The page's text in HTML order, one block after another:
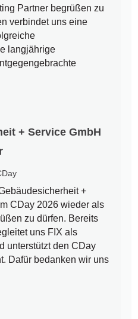
Partner begrüßen zu
verbindet uns eine
langjährige
+ Service GmbH
+
CDay 2026 wieder als
zu dürfen. Bereits
uns FIX als
unterstützt den CDay
Dafür bedanken wir uns